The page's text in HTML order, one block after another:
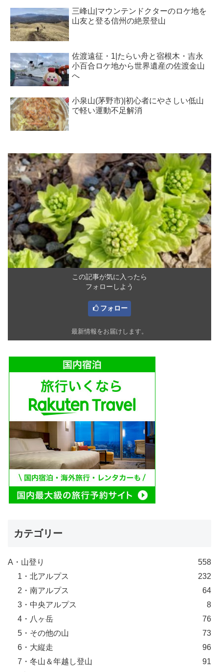
三峰山|マウンテンドクターのロケ地を
山友と登る信州の絶景登山
佐渡遠征・1|たらい舟と宿根木・吉永
小百合ロケ地から世界遺産の佐渡金山
へ
小泉山(茅野市)|初心者にやさしい低山
で軽い運動不足解消
この記事が気に入ったら
フォローしよう
フォロー
最新情報をお届けします。
カテゴリー
A・山登り
558
1・北アルプス
232
2・南アルプス
64
3・中央アルプス
8
4・八ヶ岳
76
5・その他の山
73
6・大縦走
96
7・冬山＆年越し登山
91